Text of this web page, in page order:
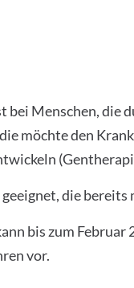
Menschen, die
möchte den
die
bis zum
vor.